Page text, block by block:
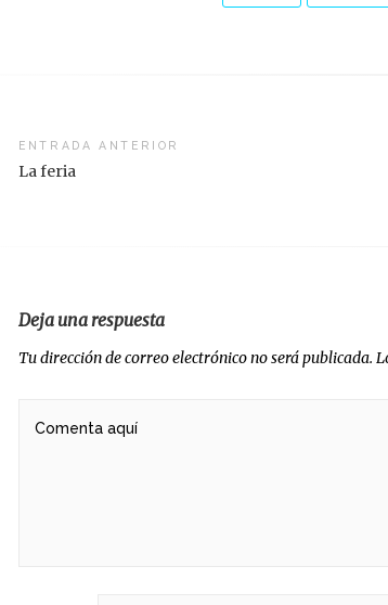
ENTRADA ANTERIOR
La feria
Deja una respuesta
Tu dirección de correo electrónico no será publicada.